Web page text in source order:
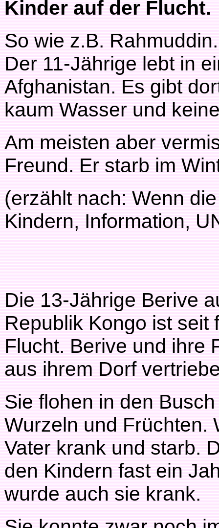
Kinder auf der Flucht.
So wie z.B. Rahmuddin.
Der 11-Jährige lebt in
Afghanistan. Es gibt
kaum Wasser und
Am meisten aber
Freund. Er starb im
(erzählt nach: Wenn
Kindern, Information,
Die 13-Jährige Berive
Republik Kongo ist seit
Flucht. Berive und ihre
aus ihrem Dorf
Sie flohen in den
Wurzeln und Früchten.
Vater krank und starb.
den Kindern fast ein
wurde auch sie krank.